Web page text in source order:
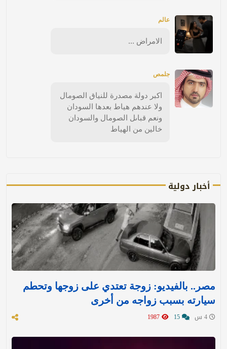
عالم
الامراض ...
جلمص
اكبر دولة مصدرة للنياق الصومال
ولا عندهم هياط بعدها السودان
ونعم قباىل الصومال والسودان
خالين من الهياط
أخبار دولية
مصر.. بالفيديو: زوجة تعتدي على زوجها وتحطم
سيارته بسبب زواجه من أخرى